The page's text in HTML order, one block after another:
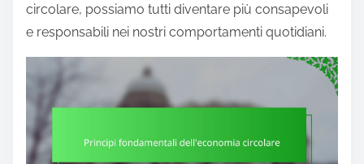
circolare, possiamo tutti diventare più consapevoli
e responsabili nei nostri comportamenti quotidiani.